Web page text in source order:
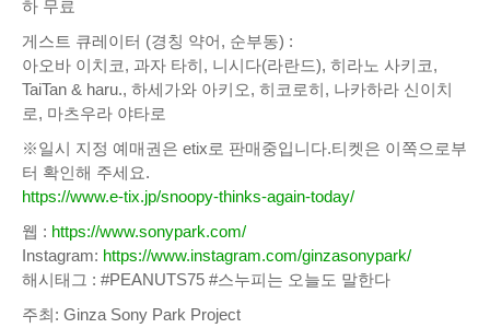
하 무료
게스트 큐레이터 (경칭 약어, 순부동) :
아오바 이치코, 과자 타히, 니시다(라란드), 히라노 사키코,
TaiTan & haru., 하세가와 아키오, 히코로히, 나카하라 신이치
로, 마츠우라 야타로
※일시 지정 예매권은 etix로 판매중입니다.티켓은 이쪽으로부
터 확인해 주세요.
https://www.e-tix.jp/snoopy-thinks-again-today/
웹 : https://www.sonypark.com/
Instagram: https://www.instagram.com/ginzasonypark/
해시태그 : #PEANUTS75 #스누피는 오늘도 말한다
주최: Ginza Sony Park Project